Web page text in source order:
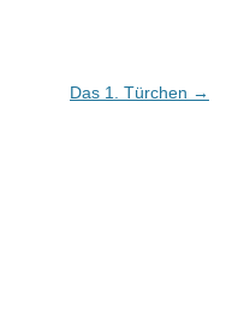
Das 1. Türchen →